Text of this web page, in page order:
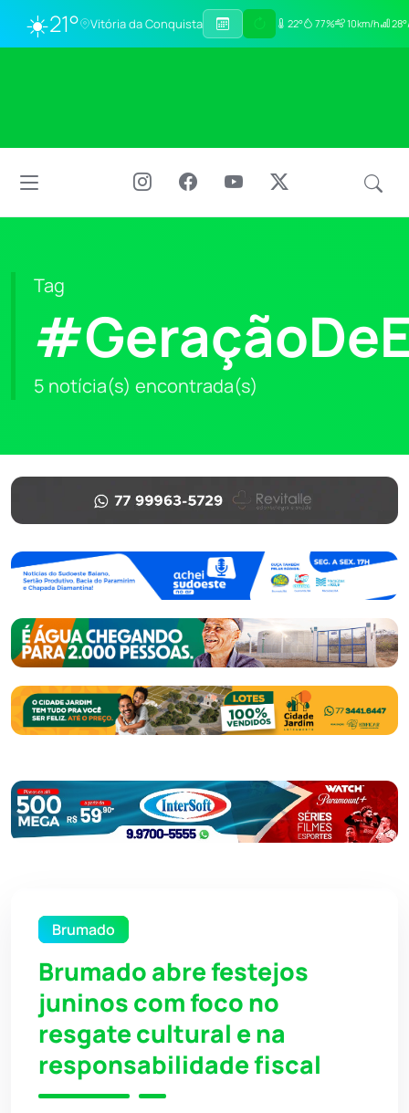
☀️21° Vitória da Conquista 22° 77% 10km/h
Tag
5 notícia(s) encontrada(s)
Brumado
Brumado abre festejos
juninos com foco no
resgate cultural e na
responsabilidade fiscal